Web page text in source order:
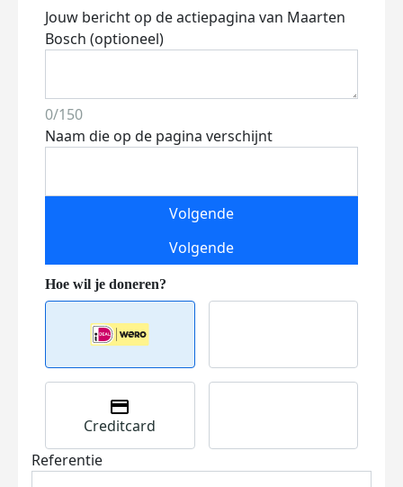
Jouw bericht op de actiepagina van Maarten
Bosch (optioneel)
0/150
Naam die op de pagina verschijnt
Volgende
Volgende
Creditcard
Referentie